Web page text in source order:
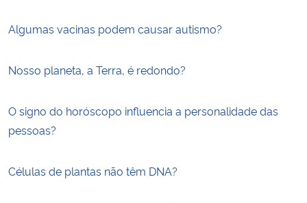
Algumas vacinas podem causar autismo?
Nosso planeta, a Terra, é redondo?
O signo do horóscopo influencia a personalidade das
pessoas?
Células de plantas não têm DNA?